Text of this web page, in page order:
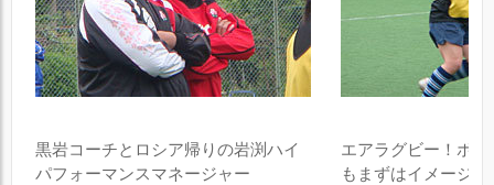
黒岩コーチとロシア帰りの岩渕ハイ
パフォーマンスマネージャー
エアラグビー！ボ
もまずはイメージか